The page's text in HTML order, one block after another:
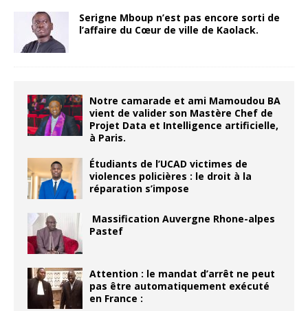
Serigne Mboup n’est pas encore sorti de
l’affaire du Cœur de ville de Kaolack.
Notre camarade et ami Mamoudou BA
vient de valider son Mastère Chef de
Projet Data et Intelligence artificielle,
à Paris.
Étudiants de l’UCAD victimes de
violences policières : le droit à la
réparation s’impose
Massification Auvergne Rhone-alpes
Pastef
Attention : le mandat d’arrêt ne peut
pas être automatiquement exécuté
en France :